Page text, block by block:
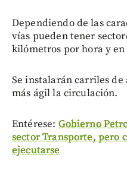
Dependiendo de las
vías pueden tener
kilómetros por hora y en
Se instalarán carriles
más ágil la circulación.
Entérese:Gobierno
sector Transporte, pero
ejecutarse